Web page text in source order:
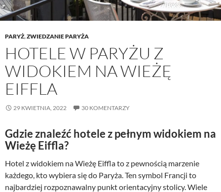
PARYŻ,ZWIEDZANIE PARYŻA
HOTELE W PARYŻU Z
WIDOKIEM NA WIEŻĘ
EIFFLA
29 KWIETNIA, 2022 30 KOMENTARZY
Gdzie znaleźć hotele z pełnym widokiem na
Wieżę Eiffla?
Hotel z widokiem na Wieżę Eiffla to z pewnością marzenie
każdego, kto wybiera się do Paryża. Ten symbol Francji to
najbardziej rozpoznawalny punkt orientacyjny stolicy. Wiele